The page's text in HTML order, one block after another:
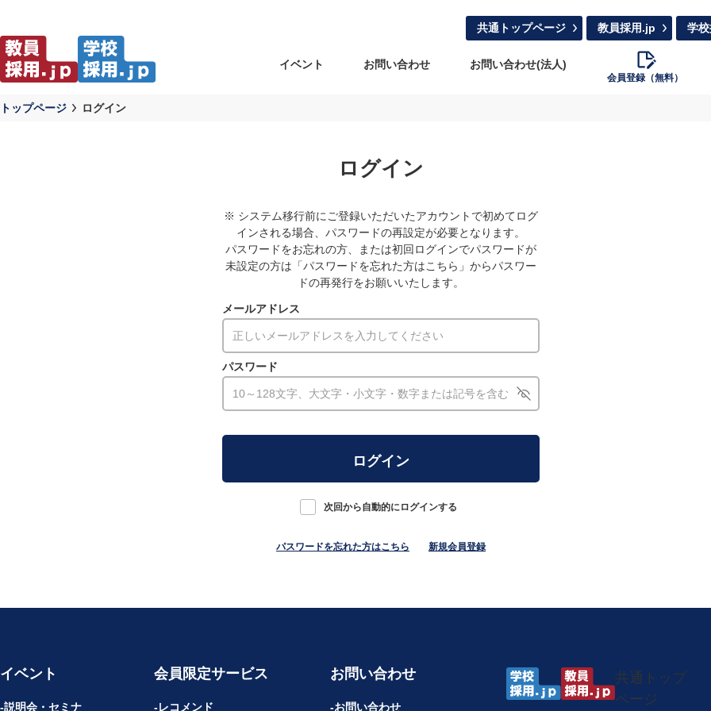
共通トップページ 教員採用.jp 学
イベント お問い合わせ お問い合わせ(法人)
会員登録（無料）
トップページ ログイン
ログイン
※ システム移行前にご登録いただいたアカウントで初めてログ
インされる場合、パスワードの再設定が必要となります。
パスワードをお忘れの方、または初回ログインでパスワードが
未設定の方は「パスワードを忘れた方はこちら」からパスワー
ドの再発行をお願いいたします。
メールアドレス
パスワード
次回から自動的にログインする
パスワードを忘れた方はこちら 新規会員登録
共通トップ
ページ
イベント
説明会・セミナ
会員限定サービス
レコメンド
お問い合わせ
お問い合わせ